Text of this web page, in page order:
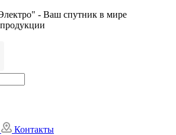
- Ваш спутник в мире
Контакты